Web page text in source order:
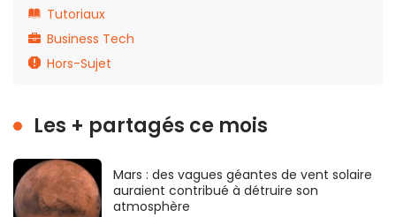
Tutoriaux
Business Tech
Hors-Sujet
Les + partagés ce mois
Mars : des vagues géantes de vent solaire
auraient contribué à détruire son
atmosphère